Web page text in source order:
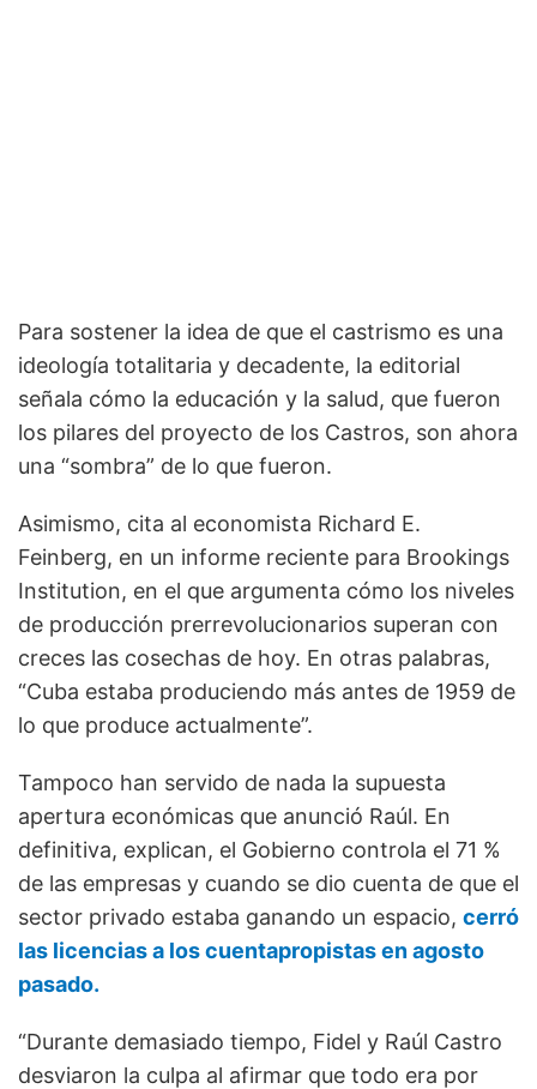
Para sostener la idea de que el castrismo es una
ideología totalitaria y decadente, la editorial
señala cómo la educación y la salud, que fueron
los pilares del proyecto de los Castros, son ahora
una “sombra” de lo que fueron.
Asimismo, cita al economista Richard E.
Feinberg, en un informe reciente para Brookings
Institution, en el que argumenta cómo los niveles
de producción prerrevolucionarios superan con
creces las cosechas de hoy. En otras palabras,
“Cuba estaba produciendo más antes de 1959 de
lo que produce actualmente”.
Tampoco han servido de nada la supuesta
apertura económicas que anunció Raúl. En
definitiva, explican, el Gobierno controla el 71 %
de las empresas y cuando se dio cuenta de que el
sector privado estaba ganando un espacio, cerró
las licencias a los cuentapropistas en agosto
pasado.
“Durante demasiado tiempo, Fidel y Raúl Castro
desviaron la culpa al afirmar que todo era por